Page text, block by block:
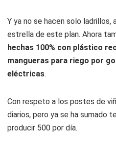
Y ya no se hacen solo ladrillos,
estrella de este plan. Ahora
hechas 100% con plástico
mangueras para riego por
eléctricas.
Con respeto a los postes de
diarios, pero ya se ha sumado
producir 500 por día.